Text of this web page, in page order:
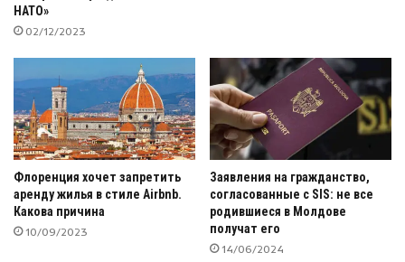
НАТО»
02/12/2023
Флоренция хочет запретить
аренду жилья в стиле Airbnb.
Какова причина
10/09/2023
Заявления на гражданство,
согласованные с SIS: не все
родившиеся в Молдове
получат его
14/06/2024